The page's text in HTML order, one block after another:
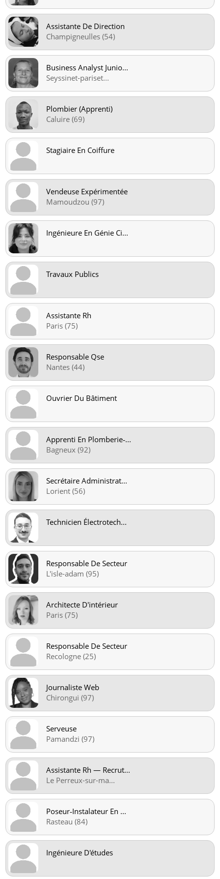
Assistante De Direction
Champigneulles (54)
Business Analyst Junio...
Seyssinet-pariset...
Plombier (Apprenti)
Caluire (69)
Stagiaire En Coiffure
Vendeuse Expérimentée
Mamoudzou (97)
Ingénieure En Génie Ci...
Travaux Publics
Assistante Rh
Paris (75)
Responsable Qse
Nantes (44)
Ouvrier Du Bâtiment
Apprenti En Plomberie‑...
Bagneux (92)
Secrétaire Administrat...
Lorient (56)
Technicien Électrotech...
Responsable De Secteur
L'isle-adam (95)
Architecte D'intérieur
Paris (75)
Responsable De Secteur
Recologne (25)
Journaliste Web
Chirongui (97)
Serveuse
Pamandzi (97)
Assistante Rh — Recrut...
Le Perreux-sur-ma...
Poseur‑Instalateur En ...
Rasteau (84)
Ingénieure D'études